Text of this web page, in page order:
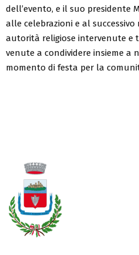
dell’evento, e il suo presidente
alle celebrazioni e al
autorità religiose intervenute e
venute a condividere insieme a
momento di festa per la